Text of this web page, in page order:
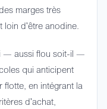
marges très
loin d'être anodine.
— aussi flou soit-il —
qui anticipent
flotte, en intégrant la
d'achat,